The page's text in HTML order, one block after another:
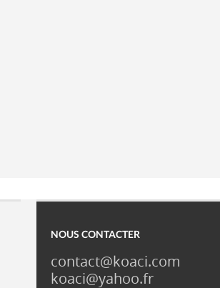
NOUS CONTACTER
contact@koaci.com
koaci@yahoo.fr